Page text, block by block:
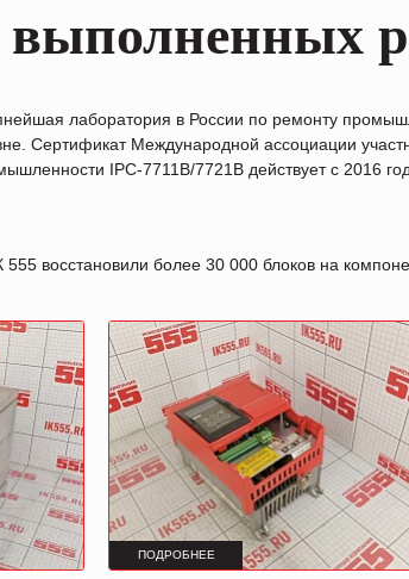
лаборатория в России по ремонту
Сертификат Международной ассоциации
IPC-7711B/7721B действует с 2016
восстановили более 30 000 блоков на
ПОДРОБНЕЕ